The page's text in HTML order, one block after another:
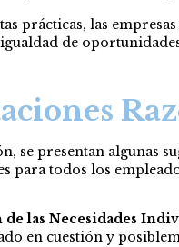
prácticas, las
de
se presentan algunas
para todos los
de las Necesidades
en cuestión y